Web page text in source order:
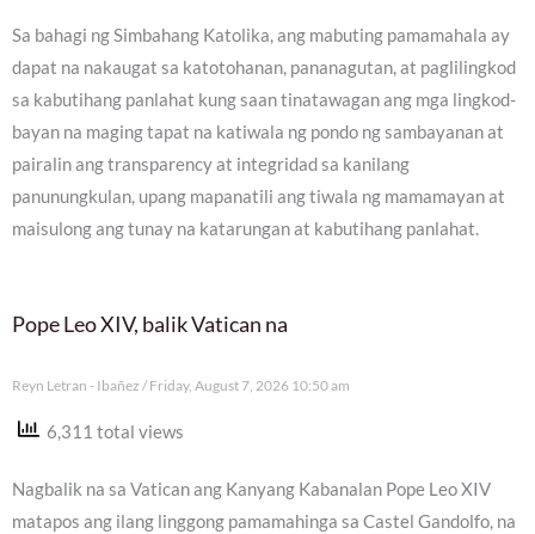
Sa bahagi ng Simbahang Katolika, ang mabuting pamamahala ay
dapat na nakaugat sa katotohanan, pananagutan, at paglilingkod
sa kabutihang panlahat kung saan tinatawagan ang mga lingkod-
bayan na maging tapat na katiwala ng pondo ng sambayanan at
pairalin ang transparency at integridad sa kanilang
panunungkulan, upang mapanatili ang tiwala ng mamamayan at
maisulong ang tunay na katarungan at kabutihang panlahat.
Pope Leo XIV, balik Vatican na
Reyn Letran - Ibañez Friday, August 7, 2026 10:50 am
6,311 total views
Nagbalik na sa Vatican ang Kanyang Kabanalan Pope Leo XIV
matapos ang ilang linggong pamamahinga sa Castel Gandolfo, na